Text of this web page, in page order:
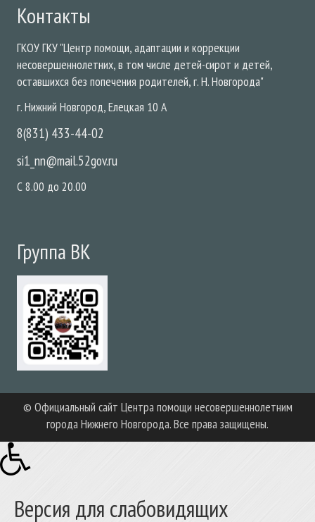
Контакты
ГКОУГКУ "Центр помощи, адаптации и коррекции
несовершеннолетних, в том числе детей-сирот и детей,
оставшихся без попечения родителей, г. Н. Новгорода"
г. Нижний Новгород,Елецкая 10 А
8(831) 433-44-02
si1_nn@mail.52gov.ru
С 8.00 до 20.00
Группа ВК
© Официальный сайт Центра помощи несовершеннолетним
города Нижнего Новгорода. Все права защищены.
Версия для слабовидящих